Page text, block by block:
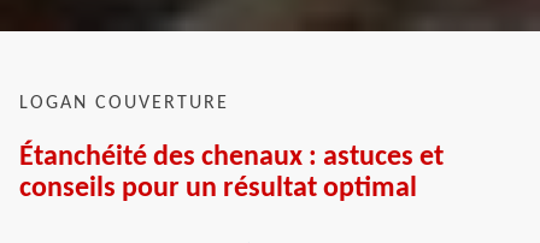
LOGAN COUVERTURE
Étanchéité des chenaux : astuces et
conseils pour un résultat optimal